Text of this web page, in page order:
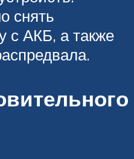
снять
с АКБ, а также